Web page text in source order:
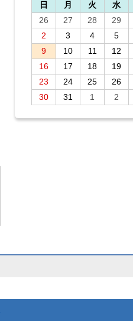
日 月 火 水
26
27 28 29
2
3 4 5
9
10 11 12
16
17 18 19
23
24 25 26
30
31 1 2